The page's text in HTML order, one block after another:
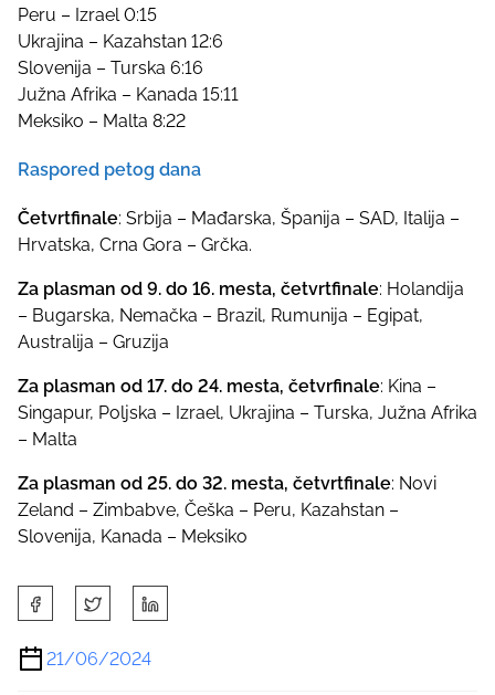
Peru – Izrael 0:15
Ukrajina – Kazahstan 12:6
Slovenija – Turska 6:16
Južna Afrika – Kanada 15:11
Meksiko – Malta 8:22
Raspored petog dana
Četvrtfinale: Srbija – Mađarska, Španija – SAD, Italija –
Hrvatska, Crna Gora – Grčka.
Za plasman od 9. do 16. mesta, četvrtfinale: Holandija
– Bugarska, Nemačka – Brazil, Rumunija – Egipat,
Australija – Gruzija
Za plasman od 17. do 24. mesta, četvrfinale: Kina –
Singapur, Poljska – Izrael, Ukrajina – Turska, Južna Afrika
– Malta
Za plasman od 25. do 32. mesta, četvrtfinale: Novi
Zeland – Zimbabve, Češka – Peru, Kazahstan –
Slovenija, Kanada – Meksiko
h
a
r
21/06/2024